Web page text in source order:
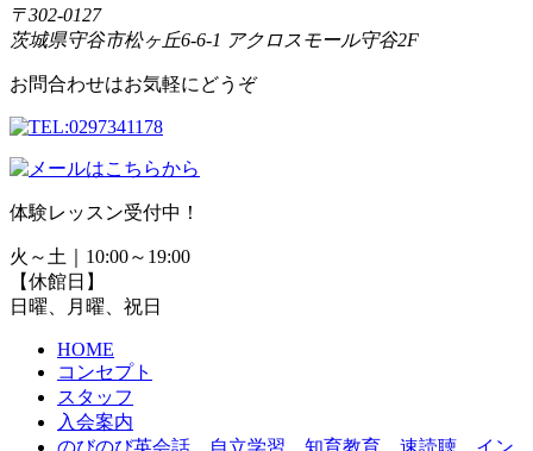
〒302-0127
茨城県守谷市松ヶ丘6-6-1 アクロスモール守谷2F
お問合わせはお気軽にどうぞ
体験レッスン受付中！
火～土｜10:00～19:00
【休館日】
日曜、月曜、祝日
HOME
コンセプト
スタッフ
入会案内